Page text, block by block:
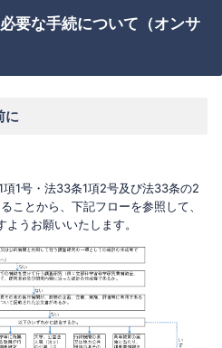
要な手続について（オンサ
に
1号・法33条1項2号及び法33条の2
ことから、下記フローを参照して、
うお願いいたします。